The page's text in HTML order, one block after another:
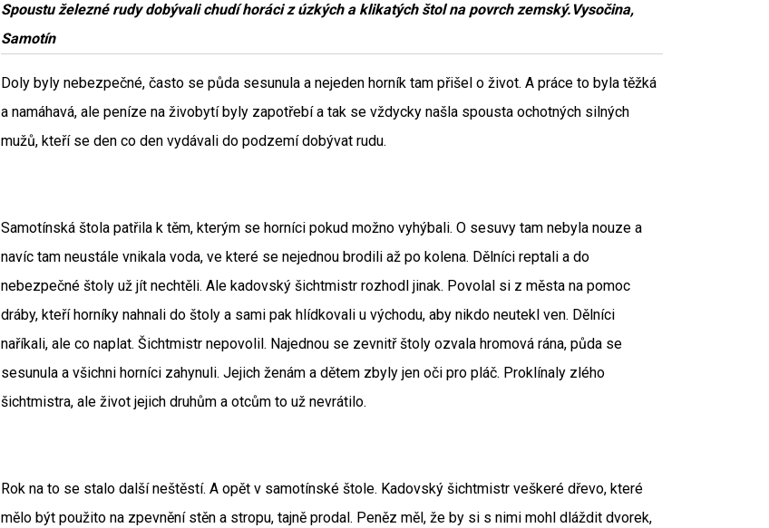
Spoustu železné rudy dobývali chudí horáci z úzkých a klikatých štol na povrch zemský.Vysočina,
Samotín
Doly byly nebezpečné, často se půda sesunula a nejeden horník tam přišel o život. A práce to byla těžká
a namáhavá, ale peníze na živobytí byly zapotřebí a tak se vždycky našla spousta ochotných silných
mužů, kteří se den co den vydávali do podzemí dobývat rudu.
Samotínská štola patřila k těm, kterým se horníci pokud možno vyhýbali. O sesuvy tam nebyla nouze a
navíc tam neustále vnikala voda, ve které se nejednou brodili až po kolena. Dělníci reptali a do
nebezpečné štoly už jít nechtěli. Ale kadovský šichtmistr rozhodl jinak. Povolal si z města na pomoc
dráby, kteří horníky nahnali do štoly a sami pak hlídkovali u východu, aby nikdo neutekl ven. Dělníci
naříkali, ale co naplat. Šichtmistr nepovolil. Najednou se zevnitř štoly ozvala hromová rána, půda se
sesunula a všichni horníci zahynuli. Jejich ženám a dětem zbyly jen oči pro pláč. Proklínaly zlého
šichtmistra, ale život jejich druhům a otcům to už nevrátilo.
Rok na to se stalo další neštěstí. A opět v samotínské štole. Kadovský šichtmistr veškeré dřevo, které
mělo být použito na zpevnění stěn a stropu, tajně prodal. Peněz měl, že by si s nimi mohl dláždit dvorek,